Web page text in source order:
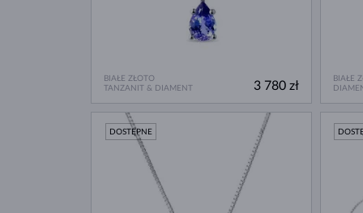
BIAŁE ZŁOTO
TANZANIT & DIAMENT
3 780 zł
BIAŁE
DOSTĘPNE